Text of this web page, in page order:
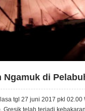
Ngamuk di
tgl 27 juni 2017 pkl 02.00
Gresik telah terjadi